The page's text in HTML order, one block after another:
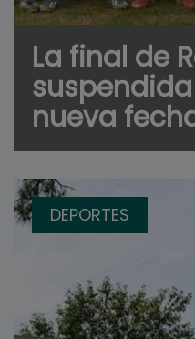
La final de
nueva
DEPORTES